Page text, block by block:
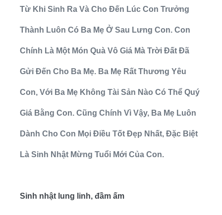
Từ Khi Sinh Ra Và Cho Đến Lúc Con Trưởng
Thành Luôn Có Ba Mẹ Ở Sau Lưng Con. Con
Chính Là Một Món Quà Vô Giá Mà Trời Đất Đã
Gửi Đến Cho Ba Mẹ. Ba Mẹ Rất Thương Yêu
Con, Với Ba Mẹ Không Tài Sản Nào Có Thể Quý
Giá Bằng Con. Cũng Chính Vì Vậy, Ba Mẹ Luôn
Dành Cho Con Mọi Điều Tốt Đẹp Nhất, Đặc Biệt
Là Sinh Nhật Mừng Tuổi Mới Của Con.
Sinh nhật lung linh, đầm ấm